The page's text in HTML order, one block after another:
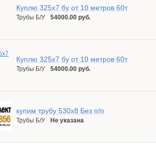
Куплю 325х7 бу от 10 метров 60т
Трубы Б/У 54000.00 руб.
Куплю 325х7 бу от 10 метров 60т
Трубы Б/У 54000.00 руб.
купим трубу 530x8 Без п/п
Трубы Б/У Не указана